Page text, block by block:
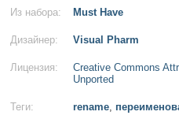
Из набора: Must Have
Дизайнер: Visual Pharm
Лицензия:
Creative Commons
Unported
Теги: rename,